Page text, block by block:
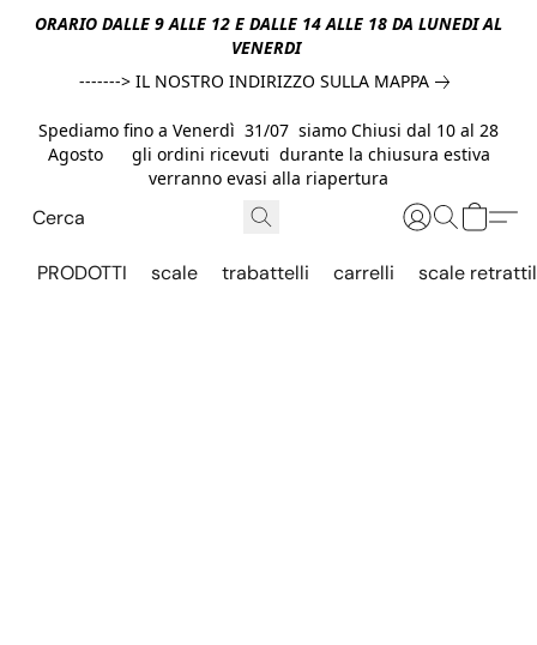
ORARIO DALLE 9 ALLE 12 E DALLE 14 ALLE 18 DA LUNEDI AL
VENERDI
-------> IL NOSTRO INDIRIZZO SULLA MAPPA
Spediamo fino a Venerdì 31/07 siamo Chiusi dal 10 al 28
Agosto gli ordini ricevuti durante la chiusura estiva
verranno evasi alla riapertura
PRODOTTI scale trabattelli carrelli scale